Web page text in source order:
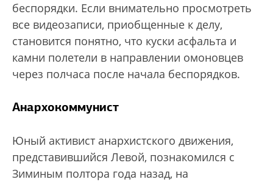
беспорядки. Если внимательно просмотреть
все видеозаписи, приобщенные к делу,
становится понятно, что куски асфальта и
камни полетели в направлении омоновцев
через полчаса после начала беспорядков.
Анархокоммунист
Юный активист анархистского движения,
представившийся Левой, познакомился с
Зиминым полтора года назад, на